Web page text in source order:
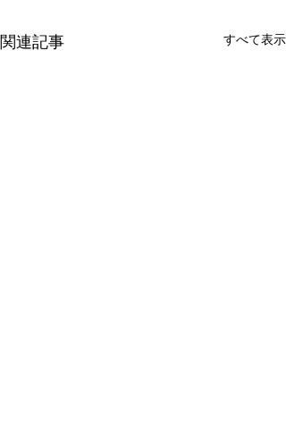
関連記事 すべて表示